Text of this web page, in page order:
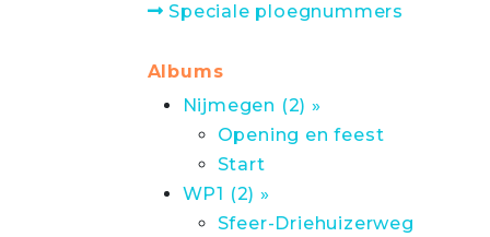
Speciale ploegnummers
Albums
Nijmegen (2) »
Opening en feest
Start
WP1 (2) »
Sfeer-Driehuizerweg